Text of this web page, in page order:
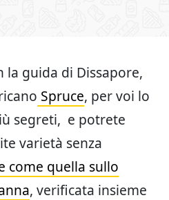
la guida di Dissapore,
Spruce, per voi lo
segreti, e potrete
varietà senza
come quella sullo
, verificata insieme